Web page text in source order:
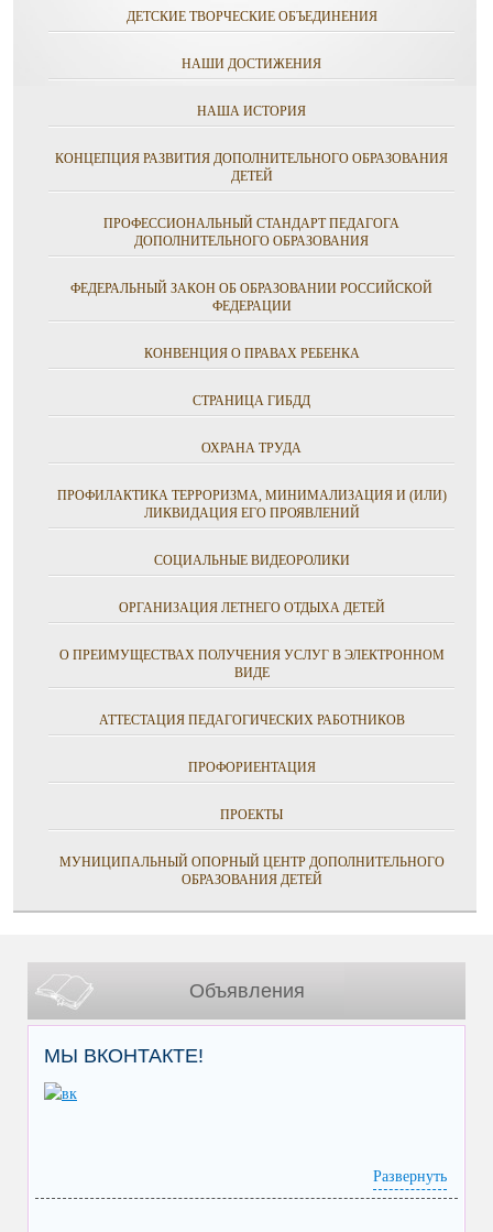
ДЕТСКИЕ ТВОРЧЕСКИЕ ОБЪЕДИНЕНИЯ
НАШИ ДОСТИЖЕНИЯ
НАША ИСТОРИЯ
КОНЦЕПЦИЯ РАЗВИТИЯ ДОПОЛНИТЕЛЬНОГО ОБРАЗОВАНИЯ
ДЕТЕЙ
ПРОФЕССИОНАЛЬНЫЙ СТАНДАРТ ПЕДАГОГА
ДОПОЛНИТЕЛЬНОГО ОБРАЗОВАНИЯ
ФЕДЕРАЛЬНЫЙ ЗАКОН ОБ ОБРАЗОВАНИИ РОССИЙСКОЙ
ФЕДЕРАЦИИ
КОНВЕНЦИЯ О ПРАВАХ РЕБЕНКА
СТРАНИЦА ГИБДД
ОХРАНА ТРУДА
ПРОФИЛАКТИКА ТЕРРОРИЗМА, МИНИМАЛИЗАЦИЯ И (ИЛИ)
ЛИКВИДАЦИЯ ЕГО ПРОЯВЛЕНИЙ
СОЦИАЛЬНЫЕ ВИДЕОРОЛИКИ
ОРГАНИЗАЦИЯ ЛЕТНЕГО ОТДЫХА ДЕТЕЙ
О ПРЕИМУЩЕСТВАХ ПОЛУЧЕНИЯ УСЛУГ В ЭЛЕКТРОННОМ
ВИДЕ
АТТЕСТАЦИЯ ПЕДАГОГИЧЕСКИХ РАБОТНИКОВ
ПРОФОРИЕНТАЦИЯ
ПРОЕКТЫ
МУНИЦИПАЛЬНЫЙ ОПОРНЫЙ ЦЕНТР ДОПОЛНИТЕЛЬНОГО
ОБРАЗОВАНИЯ ДЕТЕЙ
Объявления
МЫ ВКОНТАКТЕ!
Развернуть